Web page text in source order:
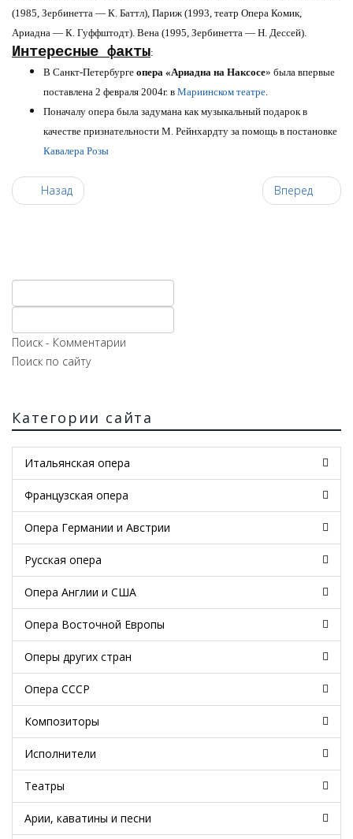
(1985, Зербинетта — К. Баттл), Париж (1993, театр Опера Комик,
Ариадна — К. Гуффштодт). Вена (1995, Зербинетта — Н. Дессей).
Интересные факты:
В Санкт-Петербурге опера «Ариадна на Наксосе» была впервые
поставлена 2 февраля 2004г. в Мариинском театре.
Поначалу опера была задумана как музыкальный подарок в
качестве признательности М. Рейнхардту за помощь в постановке
Кавалера Розы
Назад Вперед
Поиск - Комментарии
Поиск по сайту
Категории сайта
Итальянская опера
Французская опера
Опера Германии и Австрии
Русская опера
Опера Англии и США
Опера Восточной Европы
Оперы других стран
Опера СССР
Композиторы
Исполнители
Театры
Арии, каватины и песни